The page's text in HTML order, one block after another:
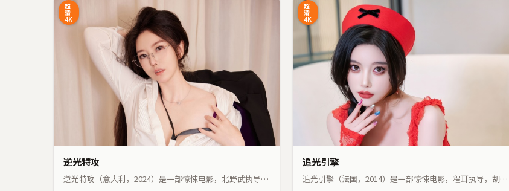
超
清
4K
逆光特攻
逆光特攻（意大利，2024）是一部惊悚电影，北野武执导，
超
清
4K
追光引擎
追光引擎（法国，2014）是一部惊悚电影，程耳执导，胡